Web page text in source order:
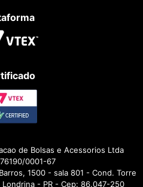
de Bolsas e Acessorios Ltda
0001-67
1500 - sala 801 - Cond. Torre
- PR - Cep: 86.047-250